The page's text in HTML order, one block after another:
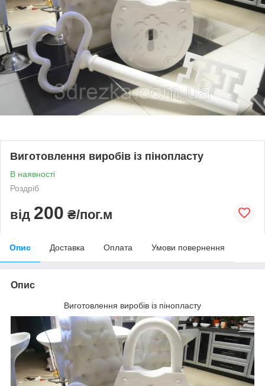
Виготовлення виробів із пінопласту
В наявності
Роздріб
від 200 ₴/пог.м
Опис Доставка Оплата Умови повернення
Опис
Виготовлення виробів із пінопласту